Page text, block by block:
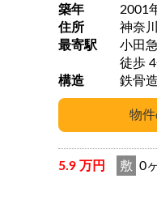
築年
2001
住所
神奈
最寄駅
小田
徒
構造
鉄骨造
5.9 万円 敷 0